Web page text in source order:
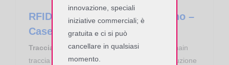
RFID per la tracciabilità del vino –
Case History Cantina Santadi
Tracciabilità del vino con RFIDAutentico Chain
traccia in modo automatico e massivo la produzione
innovazione, speciali
iniziative commerciali; è
gratuita e ci si può
cancellare in qualsiasi
momento.